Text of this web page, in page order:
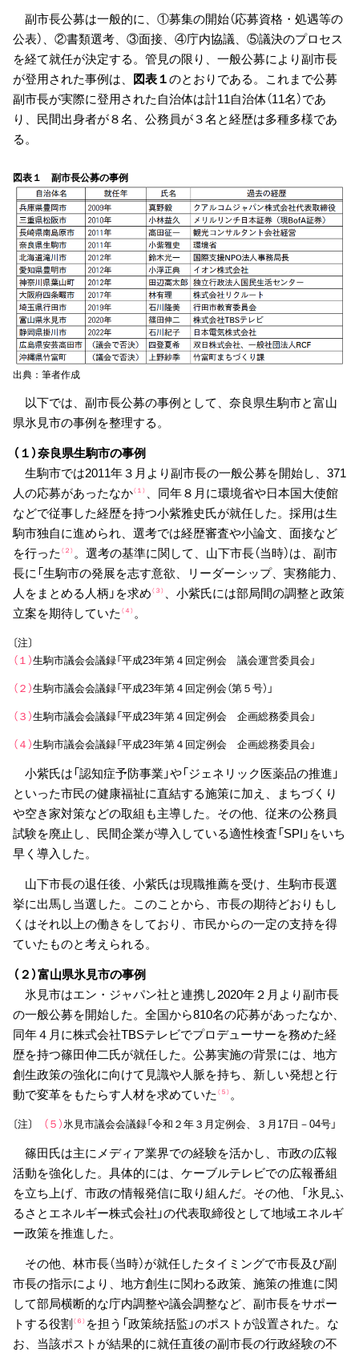
副市長公募は一般的に、①募集の開始（応募資格・処遇等の
公表）、②書類選考、③面接、④庁内協議、⑤議決のプロセス
を経て就任が決定する。管見の限り、一般公募により副市長
が登用された事例は、 図表１のとおりである。これまで公募
副市長が実際に登用された自治体は計11自治体（11名）であ
り、民間出身者が８名、公務員が３名と経歴は多種多様であ
る。
図表１ 副市長公募の事例
出典：筆者作成
以下では、副市長公募の事例として、奈良県生駒市と富山
県氷見市の事例を整理する。
（１）奈良県生駒市の事例
生駒市では2011年３月より副市長の一般公募を開始し、371
人の応募があったなか（１） 、同年８月に環境省や日本国大使館
などで従事した経歴を持つ小紫雅史氏が就任した。採用は生
駒市独自に進められ、選考では経歴審査や小論文、面接など
を行った （２）。選考の基準に関して、山下市長（当時）は、副市
長に「生駒市の発展を志す意欲、リーダーシップ、実務能力、
人をまとめる人柄」を求め（３） 、小紫氏には部局間の調整と政策
立案を期待していた （４）。
〔注〕
（１）生駒市議会会議録「平成23年第４回定例会 議会運営委員会」
（２）生駒市議会会議録「平成23年第４回定例会（第５号）」
（３）生駒市議会会議録「平成23年第４回定例会 企画総務委員会」
（４）生駒市議会会議録「平成23年第４回定例会 企画総務委員会」
小紫氏は「認知症予防事業」や「ジェネリック医薬品の推進」
といった市民の健康福祉に直結する施策に加え、まちづくり
や空き家対策などの取組も主導した。その他、従来の公務員
試験を廃止し、民間企業が導入している適性検査「SPI」をいち
早く導入した。
山下市長の退任後、小紫氏は現職推薦を受け、生駒市長選
挙に出馬し当選した。このことから、市長の期待どおりもし
くはそれ以上の働きをしており、市民からの一定の支持を得
ていたものと考えられる。
（２）富山県氷見市の事例
氷見市はエン・ジャパン社と連携し2020年２月より副市長
の一般公募を開始した。全国から810名の応募があったなか、
同年４月に株式会社TBSテレビでプロデューサーを務めた経
歴を持つ篠田伸二氏が就任した。公募実施の背景には、地方
創生政策の強化に向けて見識や人脈を持ち、新しい発想と行
動で変革をもたらす人材を求めていた （５）。
〔注〕 （５）氷見市議会会議録「令和２年３月定例会、３月17日－04号」
篠田氏は主にメディア業界での経験を活かし、市政の広報
活動を強化した。具体的には、ケーブルテレビでの広報番組
を立ち上げ、市政の情報発信に取り組んだ。その他、「氷見ふ
るさとエネルギー株式会社」の代表取締役として地域エネルギ
ー政策を推進した。
その他、林市長（当時）が就任したタイミングで市長及び副
市長の指示により、地方創生に関わる政策、施策の推進に関
して部局横断的な庁内調整や議会調整など、副市長をサポー
トする役割（６） を担う「政策統括監」のポストが設置された。な
お、当該ポストが結果的に就任直後の副市長の行政経験の不